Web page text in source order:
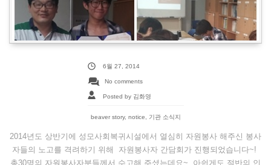
6월 27, 2014
No comments
Posted by 김화영
beaver story, notice 기관 소식지
2014년도 상반기에 성모사회복귀시설에서 열심히 자원봉사 해주신 봉사
자들의 노고를 격려하기 위해 자원봉사자 간담회가 진행되었습니다~!
총30명의 자원봉사자분들께서 수고해 주셨는데요~ 아쉽게도 절반의 인